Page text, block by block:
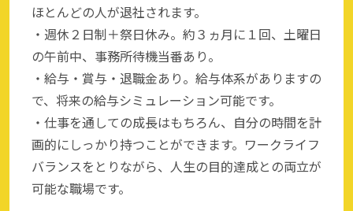
ほとんどの人が退社されます。
・週休２日制＋祭日休み。約３ヵ月に１回、土曜日
の午前中、事務所待機当番あり。
・給与・賞与・退職金あり。給与体系がありますの
で、将来の給与シミュレーション可能です。
・仕事を通しての成長はもちろん、自分の時間を計
画的にしっかり持つことができます。ワークライフ
バランスをとりながら、人生の目的達成との両立が
可能な職場です。